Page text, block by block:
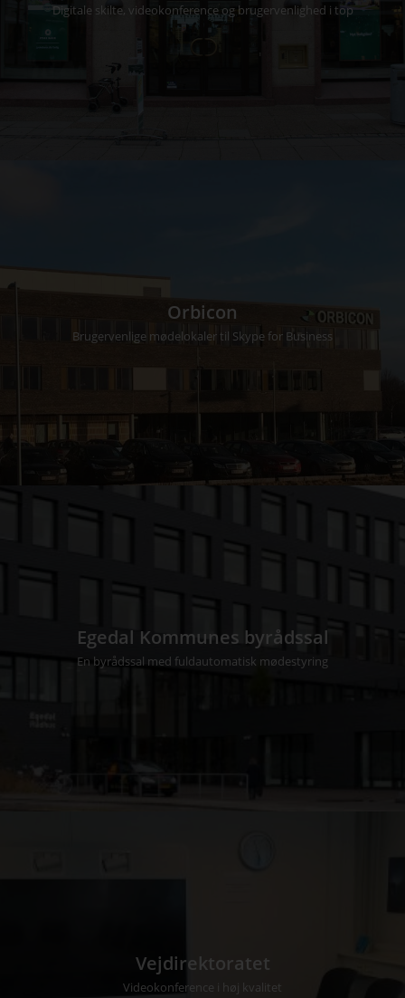
Digitale skilte, videokonference og brugervenlighed i top
Orbicon
Brugervenlige mødelokaler til Skype for Business
Egedal Kommunes byrådssal
En byrådssal med fuldautomatisk mødestyring
Vejdirektoratet
Videokonference i høj kvalitet